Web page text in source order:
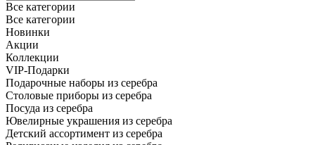
Все категории
Все категории
Новинки
Акции
Коллекции
VIP-Подарки
Подарочные наборы из серебра
Столовые приборы из серебра
Посуда из серебра
Ювелирные украшения из серебра
Детский ассортимент из серебра